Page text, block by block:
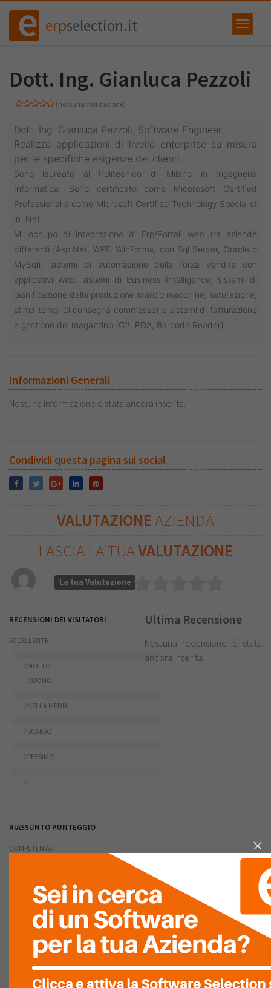
erpselection.it
Dott. Ing. Gianluca Pezzoli
(nessuna valutazione)
Dott. Ing. Gianluca Pezzoli, Software Engineer.
Realizzo applicazioni di livello enterprise su misura
per le specifiche esigenze dei clienti.
Sono laureato al Politecnico di Milano in Ingegneria
Informatica. Sono certificato come Micorosoft Certified
Professional e come Microsoft Certified Technology Specialist
in .Net.
Mi occupo di integrazione di Erp/Portali web tra aziende
differenti (Asp.Net, WPF, WinForms, con Sql Server, Oracle o
MySql), sistemi di automazione della forza vendita con
applicativi web, sistemi di Business Intelligence, sistemi di
pianificazione della produzione (carico macchine, saturazione,
stima tempi di consegna commesse) e sistemi di fatturazione
e gestione del magazzino (C#, PDA, Barcode Reader).
Informazioni Generali
Nessuna informazione è stata ancora inserita.
Condividi questa pagina sui social
VALUTAZIONEAZIENDA
LASCIA LA TUAVALUTAZIONE
La tua Valutazione
RECENSIONI DEI VISITATORI
ECCELLENTE
MOLTO
BUONO
NELLA MEDIA
SCARSO
PESSIMO
RIASSUNTO PUNTEGGIO
COMPETENZA
RAPIDITÀ
D'INSTALLAZIONE
QUALITÀ DEL
Ultima Recensione
Nessuna recensione è stata
ancora inserita.